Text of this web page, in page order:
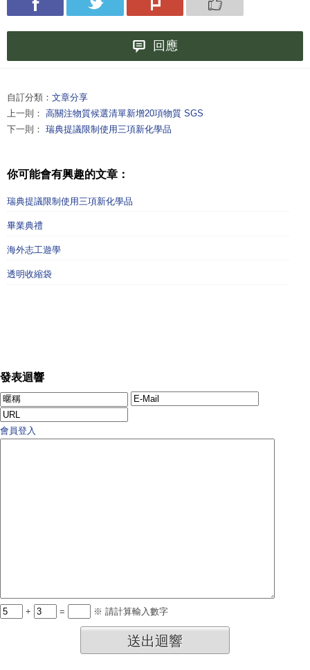
回應
自訂分類： 文章分享
上一則： 高關注物質候選清單新增20項物質 SGS
下一則： 瑞典提議限制使用三項新化學品
你可能會有興趣的文章：
瑞典提議限制使用三項新化學品
畢業典禮
海外志工遊學
透明收縮袋
發表迴響
會員登入
+ = ※ 請計算輸入數字
送出迴響